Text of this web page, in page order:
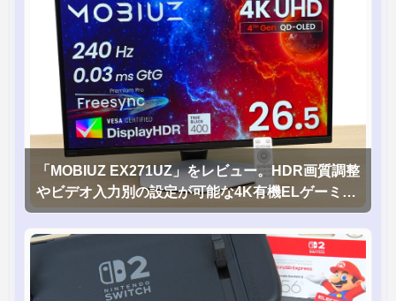
「MOBIUZ EX271UZ」をレビュー。HDR画質調整
やビデオ入力別の設定が可能な4K有機ELゲーミン
グモニタを徹底検証